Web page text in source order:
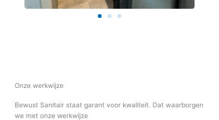
Onze werkwijze
Bewust Sanitair staat garant voor kwaliteit. Dat waarborgen
we met onze werkwijze